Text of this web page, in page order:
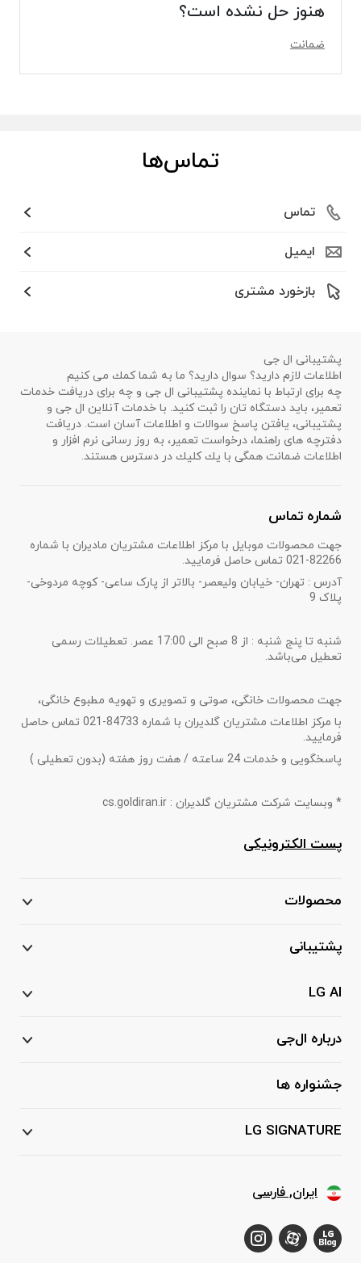
هنوز حل نشده است؟
ضمانت
تماس‌ها
تماس
ایمیل
بازخورد مشتری
پشتیبانی ال جی
اطلاعات لازم دارید؟ سوال دارید؟ ما به شما كمك می كنیم
چه برای ارتباط با نماینده پشتیبانی ال جی و چه برای دریافت خدمات
تعمیر، باید دستگاه تان را ثبت كنید. با خدمات آنلاین ال جی و
پشتیبانی، یافتن پاسخ سوالات و اطلاعات آسان است. دریافت
دفترچه های راهنما، درخواست تعمیر، به روز رسانی نرم افزار و
اطلاعات ضمانت همگی با یك كلیك در دسترس هستند.
شماره تماس
جهت محصولات موبایل با مرکز اطلاعات مشتریان مادیران با شماره
82266-021 تماس حاصل فرمایید.
آدرس : تهران- خیابان ولیعصر- بالاتر از پارک ساعی- کوچه مردوخی-
پلاک 9
شنبه تا پنج شنبه : از 8 صبح الی 17:00 عصر. تعطیلات رسمی
تعطیل می‌باشد.
جهت محصولات خانگی، صوتی و تصویری و تهویه مطبوع خانگی،
با مرکز اطلاعات مشتریان گلدیران با شماره 84733-021 تماس حاصل
فرمایید.
پاسخگویی و خدمات 24 ساعته / هفت روز هفته (بدون تعطیلی )
* وبسایت شرکت مشتریان گلدیران : cs.goldiran.ir
پست الکترونیکی
محصولات
پشتیبانی
LG AI
درباره ال‌جی
جشنواره ها
LG SIGNATURE
ایران, فارسی